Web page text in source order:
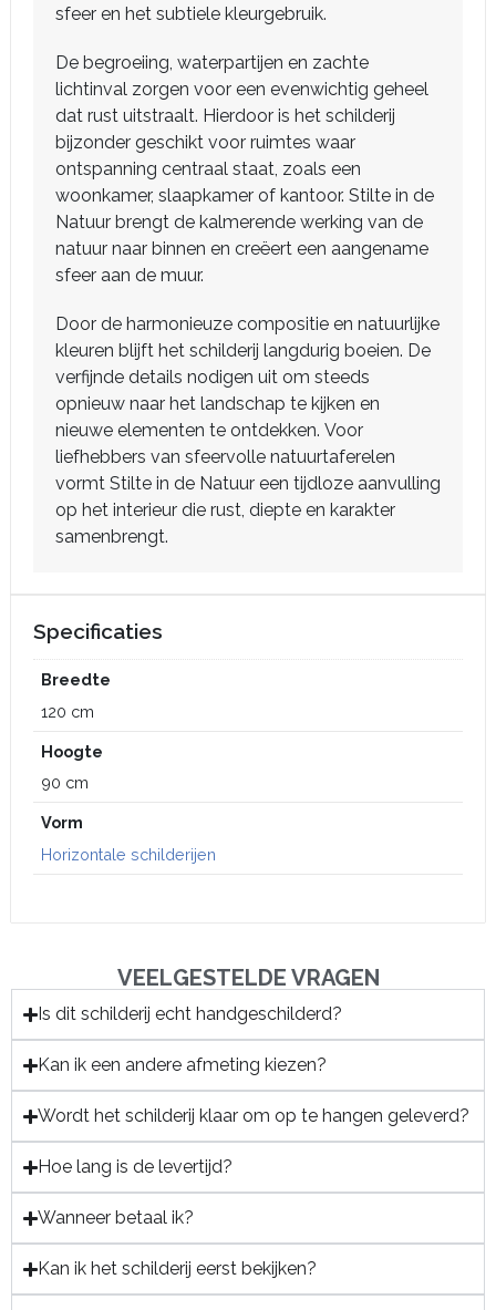
sfeer en het subtiele kleurgebruik.
De begroeiing, waterpartijen en zachte
lichtinval zorgen voor een evenwichtig geheel
dat rust uitstraalt. Hierdoor is het schilderij
bijzonder geschikt voor ruimtes waar
ontspanning centraal staat, zoals een
woonkamer, slaapkamer of kantoor. Stilte in de
Natuur brengt de kalmerende werking van de
natuur naar binnen en creëert een aangename
sfeer aan de muur.
Door de harmonieuze compositie en natuurlijke
kleuren blijft het schilderij langdurig boeien. De
verfijnde details nodigen uit om steeds
opnieuw naar het landschap te kijken en
nieuwe elementen te ontdekken. Voor
liefhebbers van sfeervolle natuurtaferelen
vormt Stilte in de Natuur een tijdloze aanvulling
op het interieur die rust, diepte en karakter
samenbrengt.
Specificaties
Breedte
120 cm
Hoogte
90 cm
Vorm
Horizontale schilderijen
VEELGESTELDE VRAGEN
Is dit schilderij echt handgeschilderd?
Kan ik een andere afmeting kiezen?
Wordt het schilderij klaar om op te hangen geleverd?
Hoe lang is de levertijd?
Wanneer betaal ik?
Kan ik het schilderij eerst bekijken?